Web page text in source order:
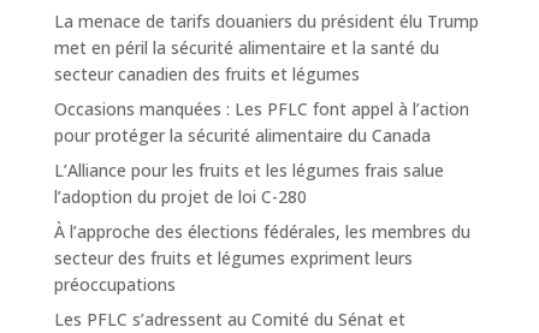
La menace de tarifs douaniers du président élu Trump
met en péril la sécurité alimentaire et la santé du
secteur canadien des fruits et légumes
Occasions manquées : Les PFLC font appel à l’action
pour protéger la sécurité alimentaire du Canada
L’Alliance pour les fruits et les légumes frais salue
l’adoption du projet de loi C-280
À l’approche des élections fédérales, les membres du
secteur des fruits et légumes expriment leurs
préoccupations
Les PFLC s’adressent au Comité du Sénat et